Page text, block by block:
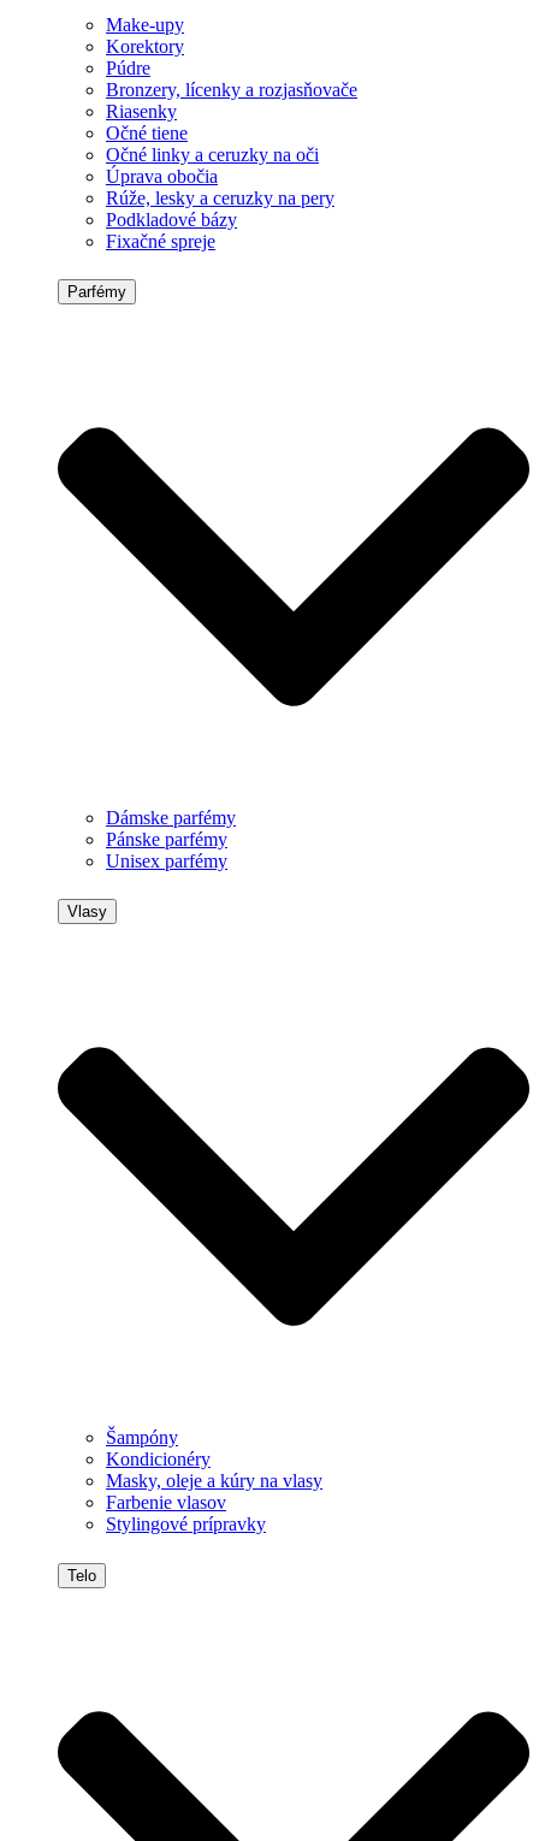
Make-upy
Korektory
Púdre
Bronzery, lícenky a rozjasňovače
Riasenky
Očné tiene
Očné linky a ceruzky na oči
Úprava obočia
Rúže, lesky a ceruzky na pery
Podkladové bázy
Fixačné spreje
Parfémy
Dámske parfémy
Pánske parfémy
Unisex parfémy
Vlasy
Šampóny
Kondicionéry
Masky, oleje a kúry na vlasy
Farbenie vlasov
Stylingové prípravky
Telo